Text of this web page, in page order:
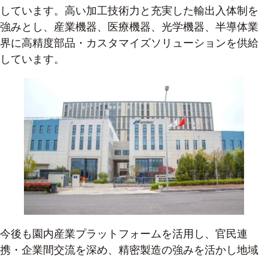
しています。高い加工技術力と充実した輸出入体制を
強みとし、産業機器、医療機器、光学機器、半導体業
界に高精度部品・カスタマイズソリューションを供給
しています。
今後も園内産業プラットフォームを活用し、官民連
携・企業間交流を深め、精密製造の強みを活かし地域